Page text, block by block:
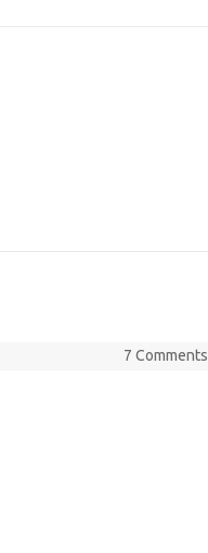
7 Comments